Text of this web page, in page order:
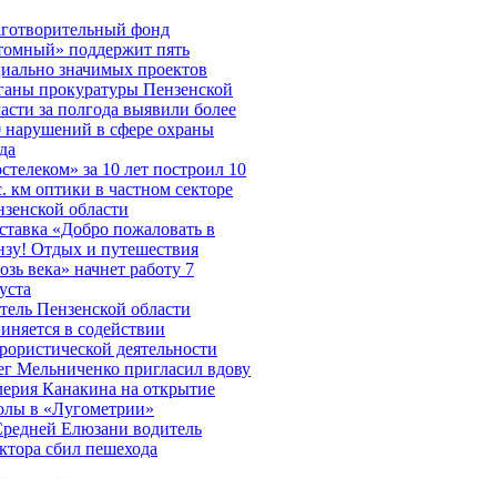
фонд
поддержит пять
значимых проектов
прокуратуры Пензенской
за полгода выявили более
нарушений в сфере охраны
за 10 лет построил 10
км оптики в частном секторе
области
«Добро пожаловать в
Отдых и путешествия
века» начнет работу 7
Пензенской области
в содействии
деятельности
Мельниченко пригласил вдову
Канакина на открытие
в «Лугометрии»
Елюзани водитель
сбил пешехода